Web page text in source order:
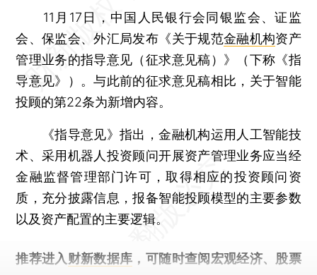
11月17日，中国人民银行会同银监会、证监
会、保监会、外汇局发布《关于规范金融机构资产
管理业务的指导意见（征求意见稿）》（下称《指
导意见》）。与此前的征求意见稿相比，关于智能
投顾的第22条为新增内容。
《指导意见》指出，金融机构运用人工智能技
术、采用机器人投资顾问开展资产管理业务应当经
金融监督管理部门许可，取得相应的投资顾问资
质，充分披露信息，报备智能投顾模型的主要参数
以及资产配置的主要逻辑。
推荐进入 财新数据库 ，可随时查阅宏观经济、股票